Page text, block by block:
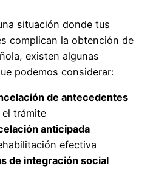
situación donde tus
complican la obtención de
existen algunas
podemos considerar:
de antecedentes
trámite
anticipada
efectiva
de integración social